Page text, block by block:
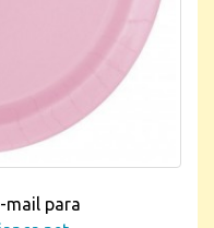
mail para